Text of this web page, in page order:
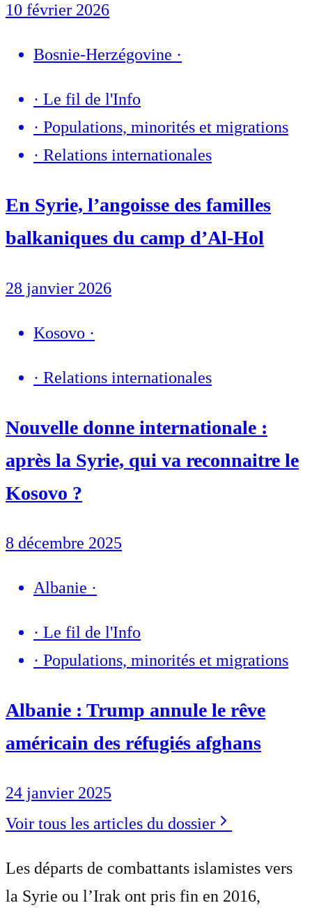
10 février 2026
Bosnie-Herzégovine ·
· Le fil de l'Info
· Populations, minorités et migrations
· Relations internationales
En Syrie, l’angoisse des familles
balkaniques du camp d’Al-Hol
28 janvier 2026
Kosovo ·
· Relations internationales
Nouvelle donne internationale :
après la Syrie, qui va reconnaitre le
Kosovo ?
8 décembre 2025
Albanie ·
· Le fil de l'Info
· Populations, minorités et migrations
Albanie : Trump annule le rêve
américain des réfugiés afghans
24 janvier 2025
Voir tous les articles du dossier
Les départs de combattants islamistes vers
la Syrie ou l’Irak ont pris fin en 2016,